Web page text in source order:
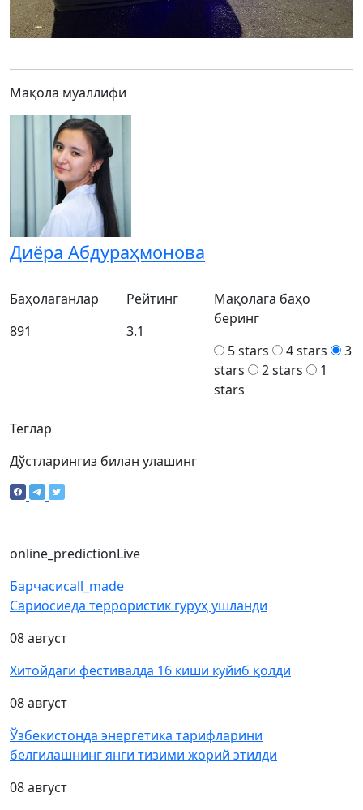
Мақола муаллифи
Диёра Абдураҳмoнова
Теглар
Баҳолаганлар
891
Рейтинг
3.1
Мақолага баҳо
беринг
5 stars
4 stars
3
stars
2 stars
1
stars
Дўстларингиз билан улашинг
online_predictionLive
Барчасиcall_made
Сариосиёда террористик гуруҳ ушланди
08 август
Хитойдаги фестивалда 16 киши куйиб қолди
08 август
Ўзбекистонда энергетика тарифларини
белгилашнинг янги тизими жорий этилди
08 август